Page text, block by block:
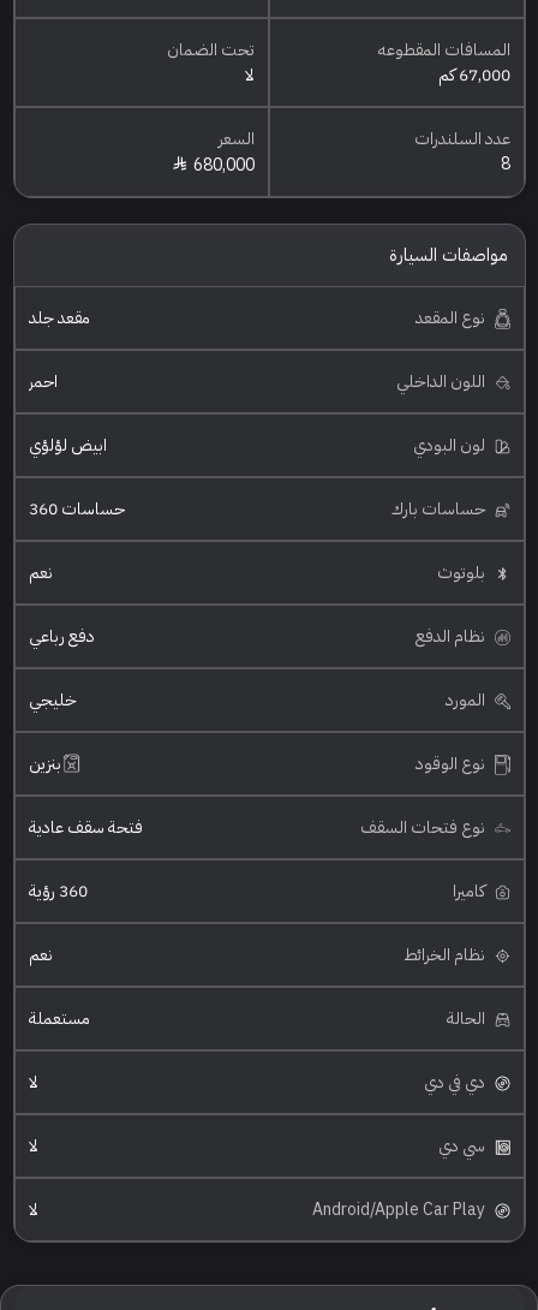
المسافات المقطوعه
67,000 كم
تحت الضمان
لا
عدد السلندرات
8
السعر
680,000
مواصفات السيارة
نوع المقعد مقعد جلد
اللون الداخلي احمر
لون البودي ابيض لؤلؤي
حساسات بارك حساسات 360
بلوتوث نعم
نظام الدفع دفع رباعي
المورد خليجي
نوع الوقود بنزين
نوع فتحات السقف فتحة سقف عادية
كاميرا 360 رؤية
نظام الخرائط نعم
الحالة مستعملة
دي في دي لا
سي دي لا
Android/Apple Car Play لا